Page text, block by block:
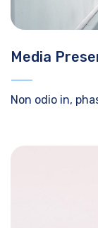
Media
Non odio in,